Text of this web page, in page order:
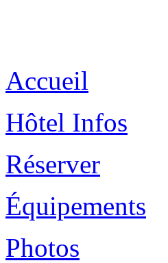
Accueil
Hôtel Infos
Réserver
Équipements
Photos